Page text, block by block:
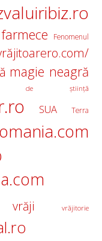
farmece
Fenomenul
magie neagră
de ştiinţă
SUA Terra
vrăji vrăjitorie